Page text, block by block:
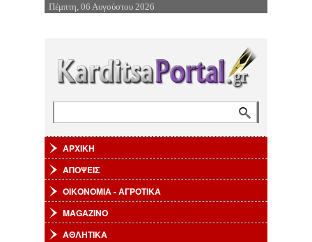
Επιστροφή στην Πλοήγηση
Πέμπτη, 06 Αυγούστου 2026
ΑΡΧΙΚΗ
ΑΠΟΨΕΙΣ
ΟΙΚΟΝΟΜΙΑ - ΑΓΡΟΤΙΚΑ
MAGAZINO
ΑΘΛΗΤΙΚΑ